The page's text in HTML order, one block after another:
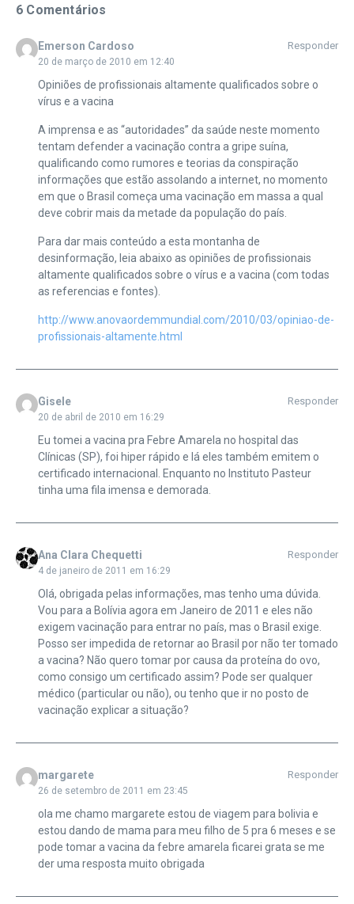
6 Comentários
Emerson Cardoso
20 de março de 2010 em 12:40
Responder
Opiniões de profissionais altamente qualificados sobre o
vírus e a vacina
A imprensa e as “autoridades” da saúde neste momento
tentam defender a vacinação contra a gripe suína,
qualificando como rumores e teorias da conspiração
informações que estão assolando a internet, no momento
em que o Brasil começa uma vacinação em massa a qual
deve cobrir mais da metade da população do país.
Para dar mais conteúdo a esta montanha de
desinformação, leia abaixo as opiniões de profissionais
altamente qualificados sobre o vírus e a vacina (com todas
as referencias e fontes).
http://www.anovaordemmundial.com/2010/03/opiniao-de-
profissionais-altamente.html
Gisele
20 de abril de 2010 em 16:29
Responder
Eu tomei a vacina pra Febre Amarela no hospital das
Clínicas (SP), foi hiper rápido e lá eles também emitem o
certificado internacional. Enquanto no Instituto Pasteur
tinha uma fila imensa e demorada.
Ana Clara Chequetti
4 de janeiro de 2011 em 16:29
Responder
Olá, obrigada pelas informações, mas tenho uma dúvida.
Vou para a Bolívia agora em Janeiro de 2011 e eles não
exigem vacinação para entrar no país, mas o Brasil exige.
Posso ser impedida de retornar ao Brasil por não ter tomado
a vacina? Não quero tomar por causa da proteína do ovo,
como consigo um certificado assim? Pode ser qualquer
médico (particular ou não), ou tenho que ir no posto de
vacinação explicar a situação?
margarete
26 de setembro de 2011 em 23:45
Responder
ola me chamo margarete estou de viagem para bolivia e
estou dando de mama para meu filho de 5 pra 6 meses e se
pode tomar a vacina da febre amarela ficarei grata se me
der uma resposta muito obrigada